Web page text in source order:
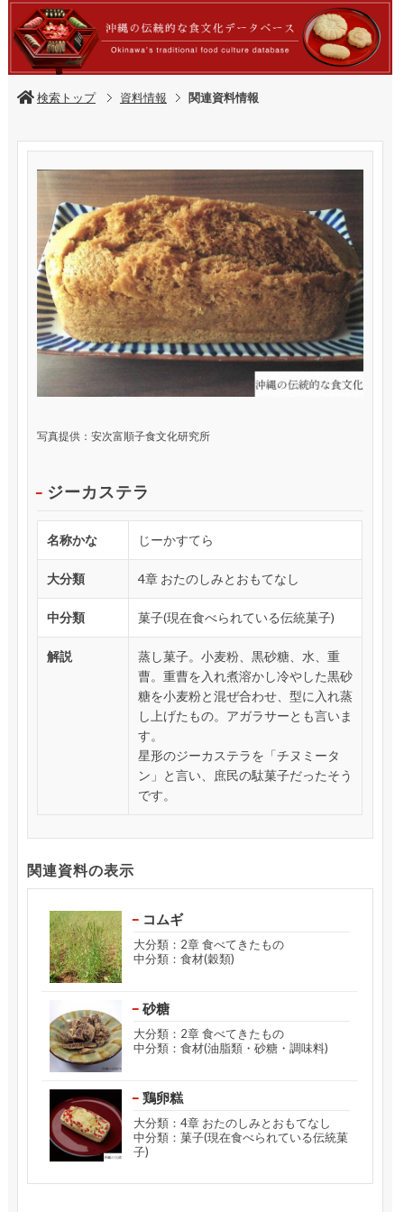
検索トップ 資料情報 関連資料情報
写真提供：安次富順子食文化研究所
ジーカステラ
名称かな じーかすてら
大分類 4章 おたのしみとおもてなし
中分類 菓子(現在食べられている伝統菓子)
解説
蒸し菓子。小麦粉、黒砂糖、水、重
曹。重曹を入れ煮溶かし冷やした黒砂
糖を小麦粉と混ぜ合わせ、型に入れ蒸
し上げたもの。アガラサーとも言いま
す。
星形のジーカステラを「チヌミータ
ン」と言い、庶民の駄菓子だったそう
です。
関連資料の表示
コムギ
大分類：2章 食べてきたもの
中分類：食材(穀類)
砂糖
大分類：2章 食べてきたもの
中分類：食材(油脂類・砂糖・調味料)
鶏卵糕
大分類：4章 おたのしみとおもてなし
中分類：菓子(現在食べられている伝統菓
子)